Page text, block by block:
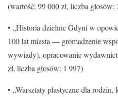
(wartość: 99 000 zł, liczba głosów:
• „Historia dzielnic Gdyni w
100 lat miasta — gromadzenie
wywiady), opracowanie
zł, liczba głosów: 1 997)
• „Warsztaty plastyczne dla